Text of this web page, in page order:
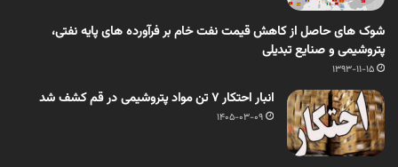
شوک های حاصل از کاهش قیمت نفت خام بر فرآورده های پایه نفتی،
پتروشیمی و صنایع تبدیلی
1393-11-15
انبار احتکار ۷ تن مواد پتروشیمی در قم کشف شد
1405-03-09